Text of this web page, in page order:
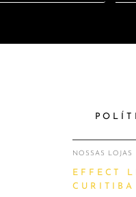
NOSSAS LOJAS
EFFECT